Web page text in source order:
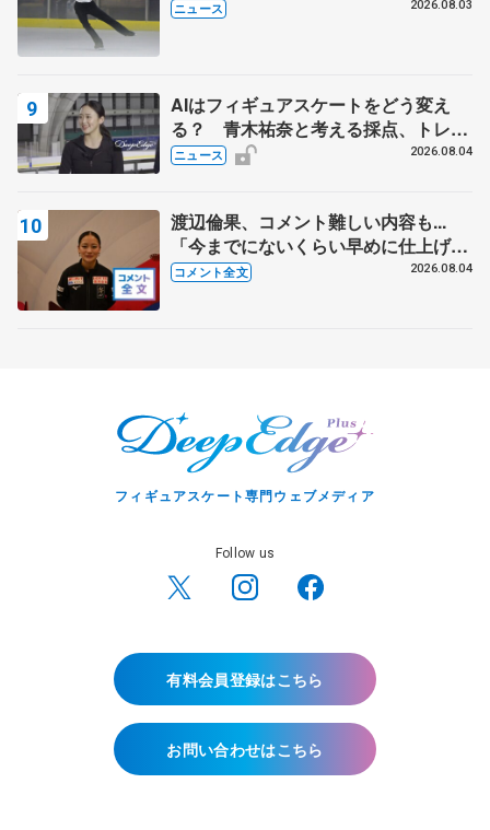
ニュース 2026.08.03
AIはフィギュアスケートをどう変え
る？ 青木祐奈と考える採点、トレー
ニングの未来
ニュース 2026.08.04
渡辺倫果、コメント難しい内容も...
「今までにないくらい早めに仕上げら
れている」 【アジアンオープントロ
コメント全文 2026.08.04
フィギュアスケート専門ウェブメディア
Follow us
有料会員登録はこちら
お問い合わせはこちら